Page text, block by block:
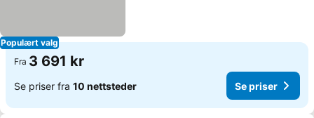
Populært valg
Fra 3 691 kr
Se priser fra 10 nettsteder Se priser